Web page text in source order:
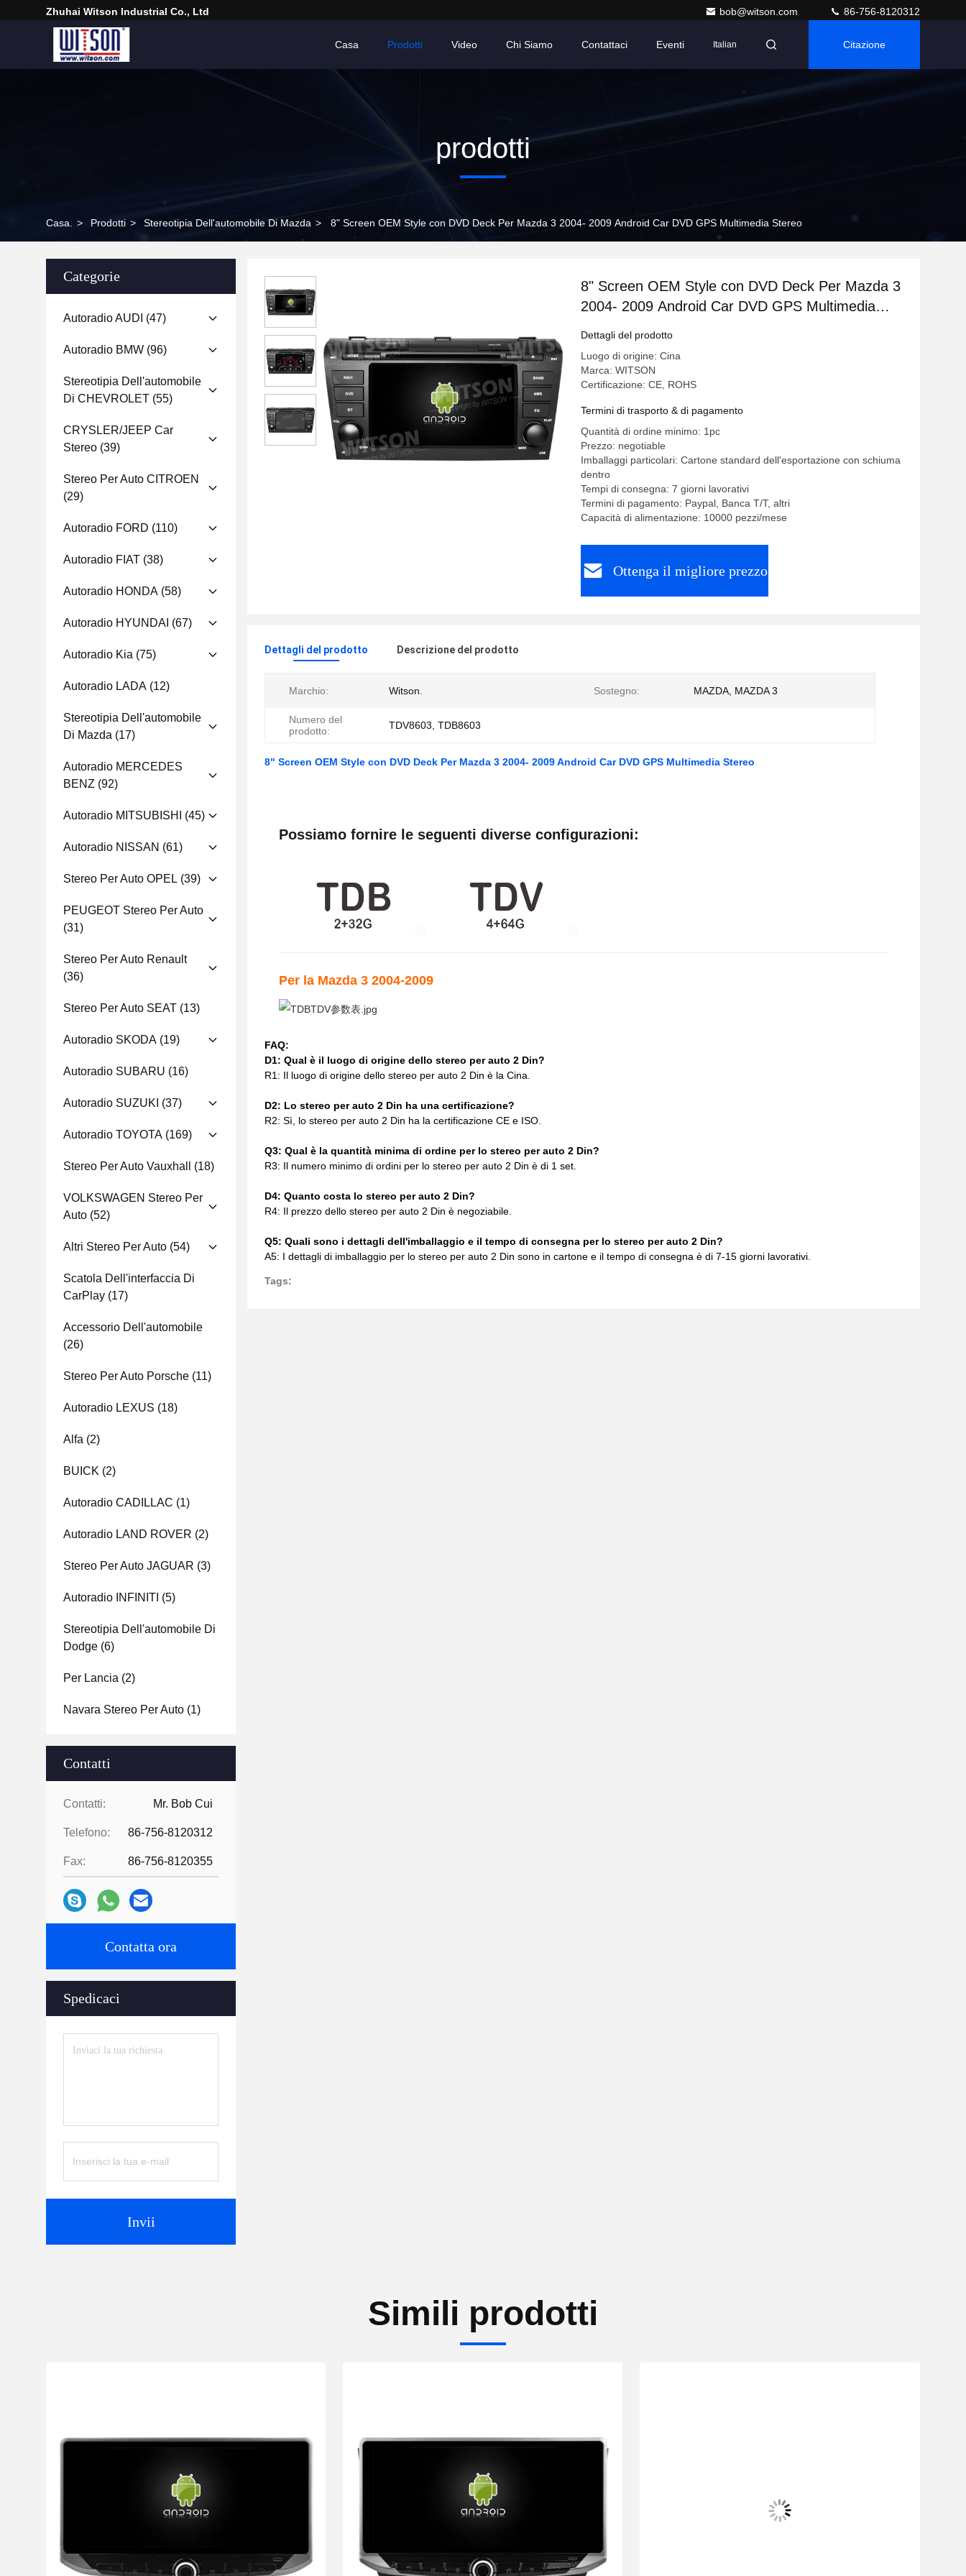
Zhuhai Witson Industrial Co., Ltd bob@witson.com 86-756-8120312
Casa Prodotti Video Chi Siamo Contattaci Eventi Italian Citazione
prodotti
Casa. > Prodotti > Stereotipia Dell'automobile Di Mazda > 8" Screen OEM Style con DVD Deck Per Mazda 3 2004- 2009 Android Car DVD GPS Multimedia Stereo
Categorie
Autoradio AUDI (47)
Autoradio BMW (96)
Stereotipia Dell'automobile
Di CHEVROLET (55)
CRYSLER/JEEP Car
Stereo (39)
Stereo Per Auto CITROEN
(29)
Autoradio FORD (110)
Autoradio FIAT (38)
Autoradio HONDA (58)
Autoradio HYUNDAI (67)
Autoradio Kia (75)
Autoradio LADA (12)
Stereotipia Dell'automobile
Di Mazda (17)
Autoradio MERCEDES
BENZ (92)
Autoradio MITSUBISHI (45)
Autoradio NISSAN (61)
Stereo Per Auto OPEL (39)
PEUGEOT Stereo Per Auto
(31)
Stereo Per Auto Renault
(36)
Stereo Per Auto SEAT (13)
Autoradio SKODA (19)
Autoradio SUBARU (16)
Autoradio SUZUKI (37)
Autoradio TOYOTA (169)
Stereo Per Auto Vauxhall (18)
VOLKSWAGEN Stereo Per
Auto (52)
Altri Stereo Per Auto (54)
Scatola Dell'interfaccia Di
CarPlay (17)
Accessorio Dell'automobile
(26)
Stereo Per Auto Porsche (11)
Autoradio LEXUS (18)
Alfa (2)
BUICK (2)
Autoradio CADILLAC (1)
Autoradio LAND ROVER (2)
Stereo Per Auto JAGUAR (3)
Autoradio INFINITI (5)
Stereotipia Dell'automobile Di
Dodge (6)
Per Lancia (2)
Navara Stereo Per Auto (1)
Contatti
Contatti: Mr. Bob Cui
Telefono: 86-756-8120312
Fax: 86-756-8120355
Contatta ora
Spedicaci
Invii
8" Screen OEM Style con DVD Deck Per Mazda 3
2004- 2009 Android Car DVD GPS Multimedia
Dettagli del prodotto
Luogo di origine: Cina
Marca: WITSON
Certificazione: CE, ROHS
Termini di trasporto & di pagamento
Quantità di ordine minimo: 1pc
Prezzo: negotiable
Imballaggi particolari: Cartone standard dell'esportazione con schiuma
dentro
Tempi di consegna: 7 giorni lavorativi
Termini di pagamento: Paypal, Banca T/T, altri
Capacità di alimentazione: 10000 pezzi/mese
Ottenga il migliore prezzo
Dettagli del prodotto Descrizione del prodotto
Marchio: Witson. Sostegno: MAZDA, MAZDA 3
Numero del
prodotto:
TDV8603, TDB8603
8" Screen OEM Style con DVD Deck Per Mazda 3 2004- 2009 Android Car DVD GPS Multimedia Stereo
Possiamo fornire le seguenti diverse configurazioni:
Per la Mazda 3 2004-2009
FAQ:
D1: Qual è il luogo di origine dello stereo per auto 2 Din?
R1: Il luogo di origine dello stereo per auto 2 Din è la Cina.
D2: Lo stereo per auto 2 Din ha una certificazione?
R2: Sì, lo stereo per auto 2 Din ha la certificazione CE e ISO.
Q3: Qual è la quantità minima di ordine per lo stereo per auto 2 Din?
R3: Il numero minimo di ordini per lo stereo per auto 2 Din è di 1 set.
D4: Quanto costa lo stereo per auto 2 Din?
R4: Il prezzo dello stereo per auto 2 Din è negoziabile.
Q5: Quali sono i dettagli dell'imballaggio e il tempo di consegna per lo stereo per auto 2 Din?
A5: I dettagli di imballaggio per lo stereo per auto 2 Din sono in cartone e il tempo di consegna è di 7-15 giorni lavorativi.
Tags:
Simili prodotti